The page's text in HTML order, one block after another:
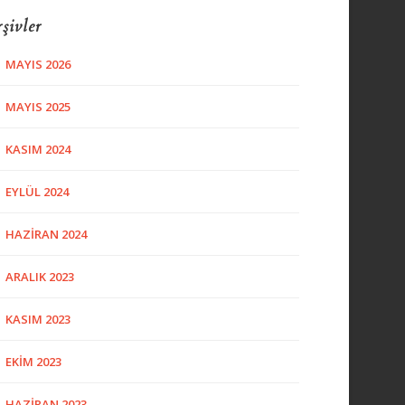
MAYIS 2026
MAYIS 2025
KASIM 2024
EYLÜL 2024
HAZIRAN 2024
ARALIK 2023
KASIM 2023
EKIM 2023